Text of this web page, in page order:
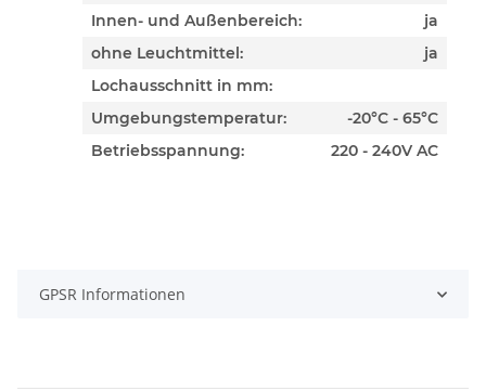
Innen- und Außenbereich:
ja
ohne Leuchtmittel:
ja
Lochausschnitt in mm:
Umgebungstemperatur:
-20°C - 65°C
Betriebsspannung:
220 - 240V AC
GPSR Informationen